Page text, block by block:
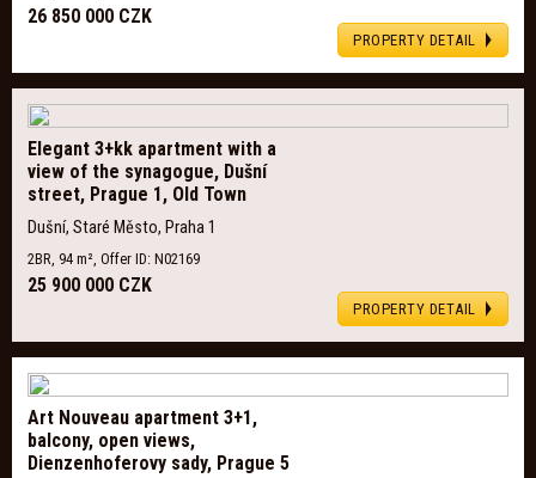
26 850 000 CZK
PROPERTY DETAIL
Elegant 3+kk apartment with a
view of the synagogue, Dušní
street, Prague 1, Old Town
Dušní, Staré Město, Praha 1
2BR, 94 m², Offer ID: N02169
25 900 000 CZK
PROPERTY DETAIL
Art Nouveau apartment 3+1,
balcony, open views,
Dienzenhoferovy sady, Prague 5